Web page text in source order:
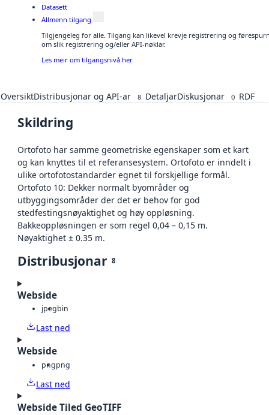
Datasett
Allmenn tilgang
Tilgjengeleg for alle. Tilgang kan likevel krevje registrering og
om slik registrering og/eller API-nøklar.
Les meir om tilgangsnivå her
OversiktDistribusjonar og API-ar 8 DetaljarDiskusjonar 0 RDF
Skildring
Ortofoto har samme geometriske egenskaper som et kart
og kan knyttes til et referansesystem. Ortofoto er inndelt i
ulike ortofotostandarder egnet til forskjellige formål.
Ortofoto 10: Dekker normalt byområder og
utbyggingsområder der det er behov for god
stedfestingsnøyaktighet og høy oppløsning.
Bakkeoppløsningen er som regel 0,04 – 0,15 m.
Nøyaktighet ± 0.35 m.
Distribusjonar 8
Webside
jpegbin
Last ned
Webside
pngpng
Last ned
Webside Tiled GeoTIFF